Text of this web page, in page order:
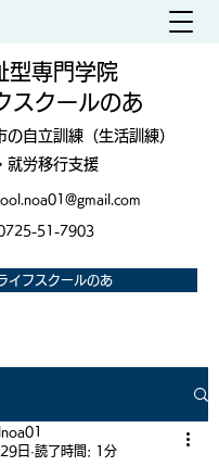
型専門学院
スクールのあ
の自立訓練（生活訓練）
就労移行支援
51-7903
イフスクールのあ
日 読了時間: 1分